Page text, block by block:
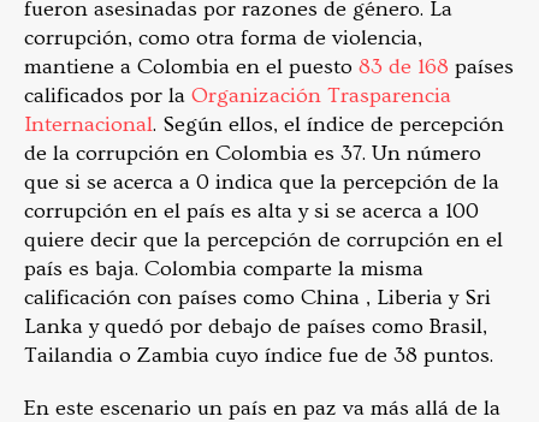
fueron asesinadas por razones de género. La
corrupción, como otra forma de violencia,
mantiene a Colombia en el puesto 83 de 168 países
calificados por la Organización Trasparencia
Internacional. Según ellos, el índice de percepción
de la corrupción en Colombia es 37. Un número
que si se acerca a 0 indica que la percepción de la
corrupción en el país es alta y si se acerca a 100
quiere decir que la percepción de corrupción en el
país es baja. Colombia comparte la misma
calificación con países como China , Liberia y Sri
Lanka y quedó por debajo de países como Brasil,
Tailandia o Zambia cuyo índice fue de 38 puntos.
En este escenario un país en paz va más allá de la